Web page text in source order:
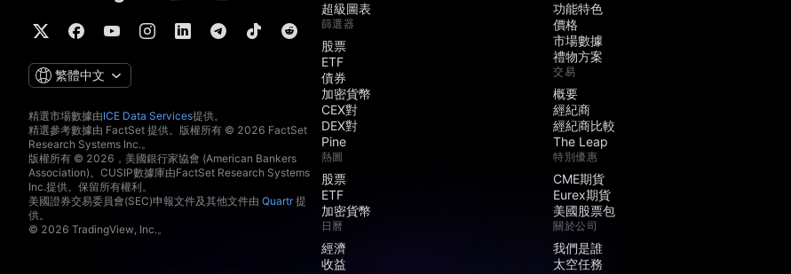
繁體中文
精選市場數據由ICE Data Services提供。
精選參考數據由 FactSet 提供。版權所有 © 2026 FactSet
Research Systems Inc.。
版權所有 © 2026，美國銀行家協會 (American Bankers
Association)。CUSIP數據庫由FactSet Research Systems
Inc.提供。保留所有權利。
美國證券交易委員會(SEC)申報文件及其他文件由 Quartr提
供。
© 2026 TradingView, Inc.。
超級圖表
篩選器
股票
ETF
債券
加密貨幣
CEX對
DEX對
Pine
熱圖
股票
ETF
加密貨幣
日曆
經濟
收益
功能特色
價格
市場數據
禮物方案
交易
概要
經紀商
經紀商比較
The Leap
特別優惠
CME期貨
Eurex期貨
美國股票包
關於公司
我們是誰
太空任務